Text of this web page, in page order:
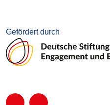
Gefördert durch